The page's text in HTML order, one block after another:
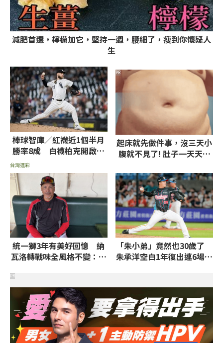
減肥首選，檸檬加它，堅持一週，腰細了，瘦到你懷疑人
生
棒球智庫／紅襪近1個半月
勝率8成 白襪柏克開啟賽
台灣運彩
起床就先做件事，沒三天小
腹就不見了! 肚子一天天變
PR
統一獅3年有美好回憶 納
瓦洛轉戰味全風格不變：運
「朱小弟」竟然也30歲了
朱承洋空白1年復出連6場無
PR